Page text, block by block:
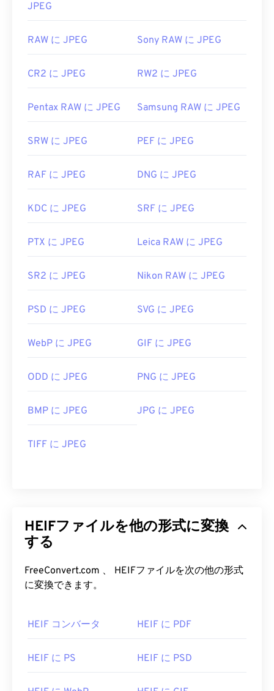
JPEG
RAW に JPEG Sony RAW に JPEG
CR2 に JPEG RW2 に JPEG
Pentax RAW に JPEG Samsung RAW に JPEG
SRW に JPEG PEF に JPEG
RAF に JPEG DNG に JPEG
KDC に JPEG SRF に JPEG
PTX に JPEG Leica RAW に JPEG
SR2 に JPEG Nikon RAW に JPEG
PSD に JPEG SVG に JPEG
WebP に JPEG GIF に JPEG
ODD に JPEG PNG に JPEG
BMP に JPEG JPG に JPEG
TIFF に JPEG
HEIFファイルを他の形式に変換
する
FreeConvert.com 、 HEIFファイルを次の他の形式
に変換できます。
HEIF コンバータ HEIF に PDF
HEIF に PS HEIF に PSD